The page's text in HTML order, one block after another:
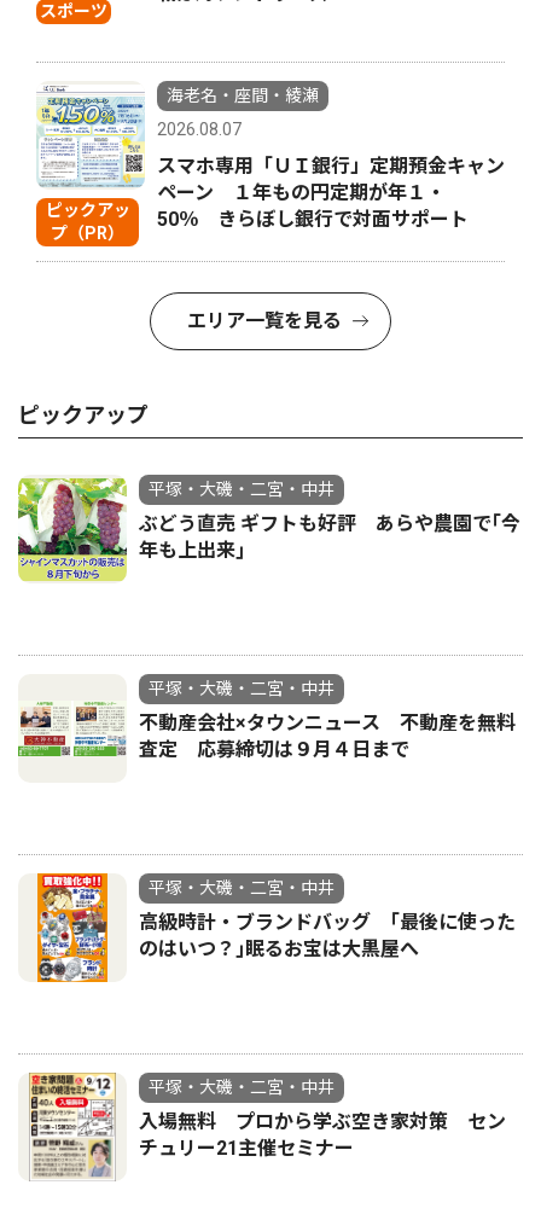
スポーツ
ピックアッ
プ（PR）
海老名・座間・綾瀬
2026.08.07
スマホ専用「ＵＩ銀行」定期預金キャン
ペーン １年もの円定期が年１・
50％ きらぼし銀行で対面サポート
エリア一覧を見る
ピックアップ
平塚・大磯・二宮・中井
ぶどう直売 ギフトも好評 あらや農園で｢今
年も上出来｣
平塚・大磯・二宮・中井
不動産会社×タウンニュース 不動産を無料
査定 応募締切は９月４日まで
平塚・大磯・二宮・中井
高級時計・ブランドバッグ ｢最後に使った
のはいつ？｣眠るお宝は大黒屋へ
平塚・大磯・二宮・中井
入場無料 プロから学ぶ空き家対策 セン
チュリー21主催セミナー